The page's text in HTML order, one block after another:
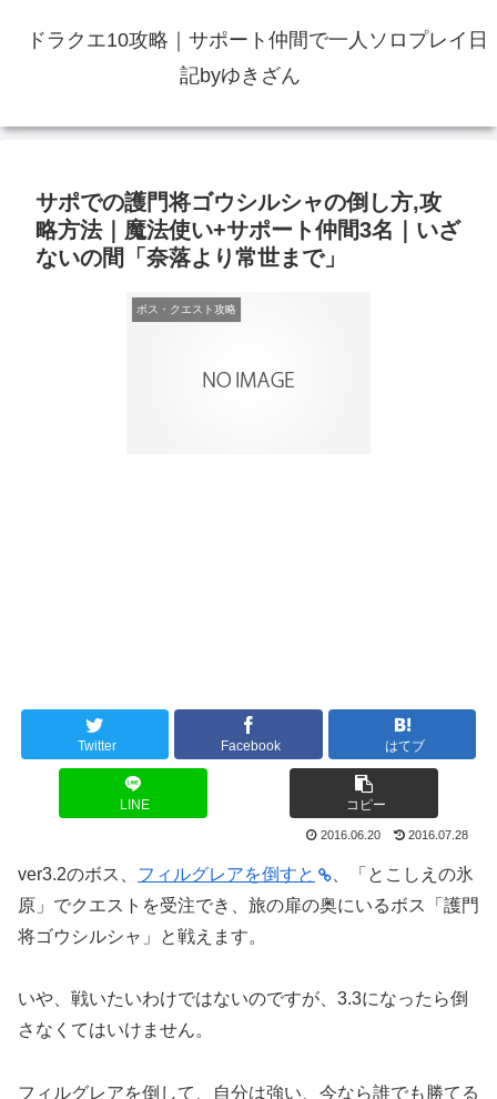
ドラクエ10攻略｜サポート仲間で一人ソロプレイ日
記byゆきざん
サポでの護門将ゴウシルシャの倒し方,攻
略方法｜魔法使い+サポート仲間3名｜いざ
ないの間「奈落より常世まで」
ボス・クエスト攻略
Twitter Facebook はてブ
LINE コピー
2016.06.20 2016.07.28
ver3.2のボス、 フィルグレアを倒すと
、「とこしえの氷
原」でクエストを受注でき、旅の扉の奥にいるボス「護門
将ゴウシルシャ」と戦えます。
いや、戦いたいわけではないのですが、3.3になったら倒
さなくてはいけません。
フィルグレアを倒して、自分は強い、今なら誰でも勝てる